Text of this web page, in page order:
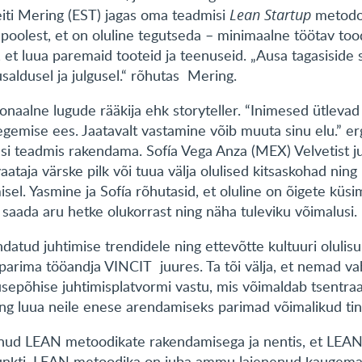
Mering (EST) jagas oma teadmisiLean Startup
et on oluline tegutseda – minimaalne töötav
luua paremaid tooteid ja teenuseid. „Ausa tagasiside
ja julgusel.“ rõhutas Mering.
lugude rääkija ehk storyteller. “Inimesed ütlevad
ees. Jaatavalt vastamine võib muuta sinu elu.”
teadmis rakendama. Sofía Vega Anza (MEX) Velvetist
värske pilk või tuua välja olulised kitsaskohad
Yasmine ja Sofía rõhutasid, et oluline on õigete
aru hetke olukorrast ning näha tuleviku võimalusi.
juhtimise trendidele ning ettevõtte kultuuri
tööandja VINCIT juures. Ta tõi välja, et nemad
juhtimisplatvormi vastu, mis võimaldab
luua neile enese arendamiseks parimad võimalikud
LEAN metoodikate rakendamisega ja nentis, et